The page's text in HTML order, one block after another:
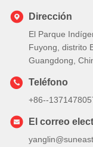
Dirección
El Parque
Fuyong, distrito
Guangdong,
Teléfono
+86--
El correo